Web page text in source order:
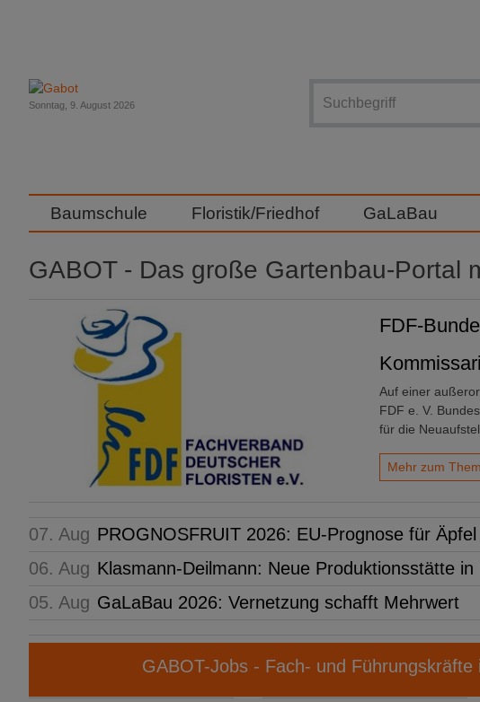
Sonntag, 9. August 2026
Baumschule Floristik/Friedhof GaLaBau
GABOT - Das große Gartenbau-Portal
FDF-
Auf einer
FDF e. V.
für die
Mehr zum
07. Aug PROGNOSFRUIT 2026: EU-Prognose für
06. Aug Klasmann-Deilmann: Neue Produktionsstätte in
05. Aug GaLaBau 2026: Vernetzung schafft Mehrwert
GABOT-Jobs - Fach- und Führungskräfte